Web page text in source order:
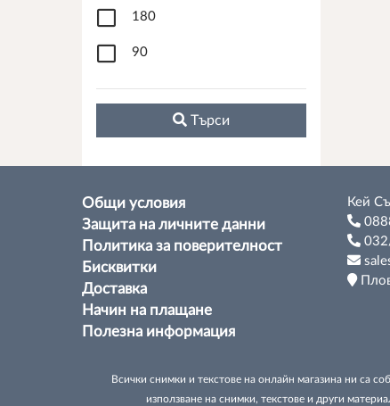
180
90
Tърси
Общи условия
Защита на личните данни
Политика за поверителност
Бисквитки
Доставка
Начин на плащане
Полезна информация
Кей
Всички снимки и текстове на онлайн магазина ни са
използване на снимки, текстове и други